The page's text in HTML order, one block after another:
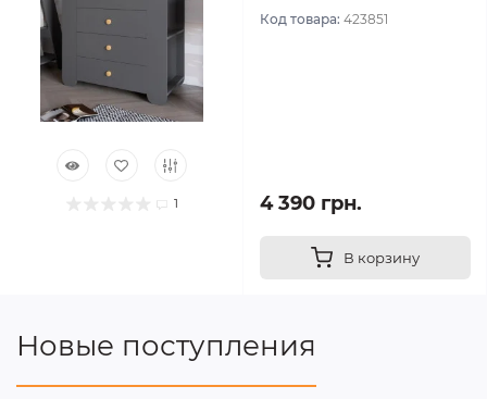
1
Код товара: 423851
4 390 грн.
В корзину
Новые поступления